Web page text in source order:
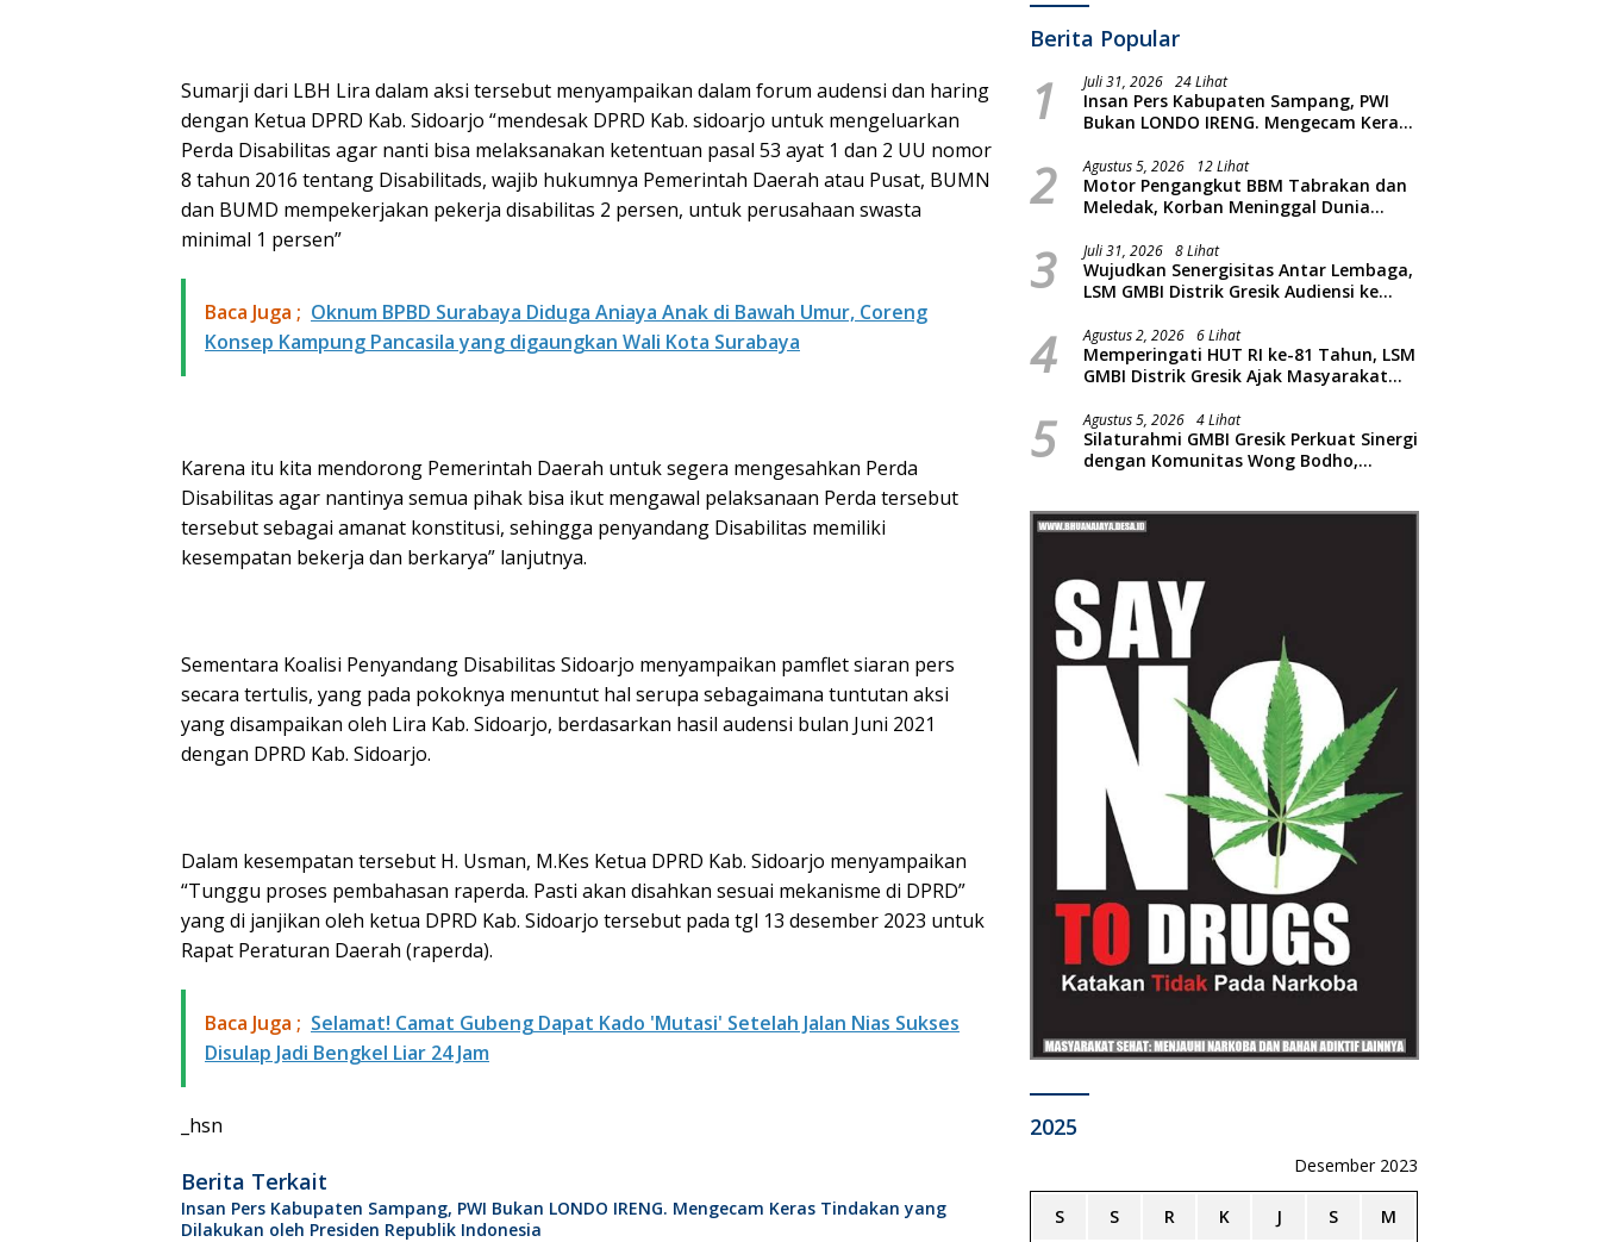
Sumarji dari LBH Lira dalam aksi tersebut menyampaikan dalam forum audensi dan haring
dengan Ketua DPRD Kab. Sidoarjo “mendesak DPRD Kab. sidoarjo untuk mengeluarkan
Perda Disabilitas agar nanti bisa melaksanakan ketentuan pasal 53 ayat 1 dan 2 UU nomor
8 tahun 2016 tentang Disabilitads, wajib hukumnya Pemerintah Daerah atau Pusat, BUMN
dan BUMD mempekerjakan pekerja disabilitas 2 persen, untuk perusahaan swasta
minimal 1 persen”
Baca Juga ; Oknum BPBD Surabaya Diduga Aniaya Anak di Bawah Umur, Coreng
Konsep Kampung Pancasila yang digaungkan Wali Kota Surabaya
Karena itu kita mendorong Pemerintah Daerah untuk segera mengesahkan Perda
Disabilitas agar nantinya semua pihak bisa ikut mengawal pelaksanaan Perda tersebut
tersebut sebagai amanat konstitusi, sehingga penyandang Disabilitas memiliki
kesempatan bekerja dan berkarya” lanjutnya.
Sementara Koalisi Penyandang Disabilitas Sidoarjo menyampaikan pamflet siaran pers
secara tertulis, yang pada pokoknya menuntut hal serupa sebagaimana tuntutan aksi
yang disampaikan oleh Lira Kab. Sidoarjo, berdasarkan hasil audensi bulan Juni 2021
dengan DPRD Kab. Sidoarjo.
Dalam kesempatan tersebut H. Usman, M.Kes Ketua DPRD Kab. Sidoarjo menyampaikan
“Tunggu proses pembahasan raperda. Pasti akan disahkan sesuai mekanisme di DPRD”
yang di janjikan oleh ketua DPRD Kab. Sidoarjo tersebut pada tgl 13 desember 2023 untuk
Rapat Peraturan Daerah (raperda).
Baca Juga ; Selamat! Camat Gubeng Dapat Kado 'Mutasi' Setelah Jalan Nias Sukses
Disulap Jadi Bengkel Liar 24 Jam
_hsn
Berita Terkait
Insan Pers Kabupaten Sampang, PWI Bukan LONDO IRENG. Mengecam Keras Tindakan yang
Dilakukan oleh Presiden Republik Indonesia
Berita Popular
1 Juli 31, 2026 24 Lihat
Insan Pers Kabupaten Sampang, PWI
Bukan LONDO IRENG. Mengecam Keras
Republik Indonesia
2 Agustus 5, 2026 12 Lihat
Motor Pengangkut BBM Tabrakan dan
Meledak, Korban Meninggal Dunia
3 Juli 31, 2026 8 Lihat
Wujudkan Senergisitas Antar Lembaga,
LSM GMBI Distrik Gresik Audiensi ke
Dilanjutkan Giat Sosial Santunan Anak
Yatim Piatu
4 Agustus 2, 2026 6 Lihat
Memperingati HUT RI ke-81 Tahun, LSM
GMBI Distrik Gresik Ajak Masyarakat
5 Agustus 5, 2026 4 Lihat
Silaturahmi GMBI Gresik Perkuat Sinergi
dengan Komunitas Wong Bodho,
Sunatan Massal dan Santunan Anak
2025
Desember 2023
S S R K J S M